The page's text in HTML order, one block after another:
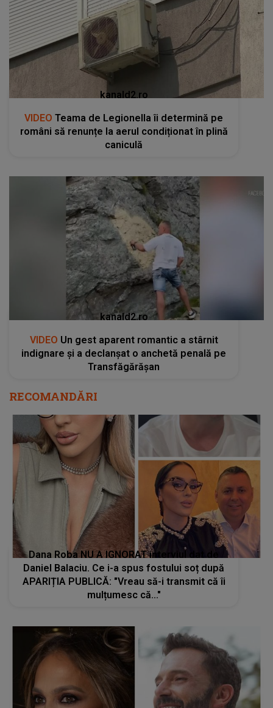
kanald2.ro
VIDEO Teama de Legionella îi determină pe
români să renunțe la aerul condiționat în plină
caniculă
kanald2.ro
VIDEO Un gest aparent romantic a stârnit
indignare și a declanșat o anchetă penală pe
Transfăgărășan
RECOMANDĂRI
Dana Roba NU A IGNORAT interviul dat de
Daniel Balaciu. Ce i-a spus fostului soț după
APARIȚIA PUBLICĂ: "Vreau să-i transmit că îi
mulțumesc că..."